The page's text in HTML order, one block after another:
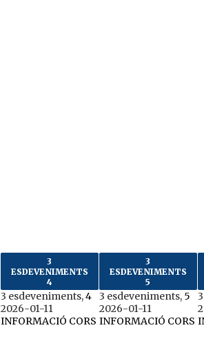
3
ESDEVENIMENTS
4
3 esdeveniments,4
2026-01-11
INFORMACIÓ CORS
3
ESDEVENIMENTS
5
3 esdeveniments, 5
2026-01-11
INFORMACIÓ CORS